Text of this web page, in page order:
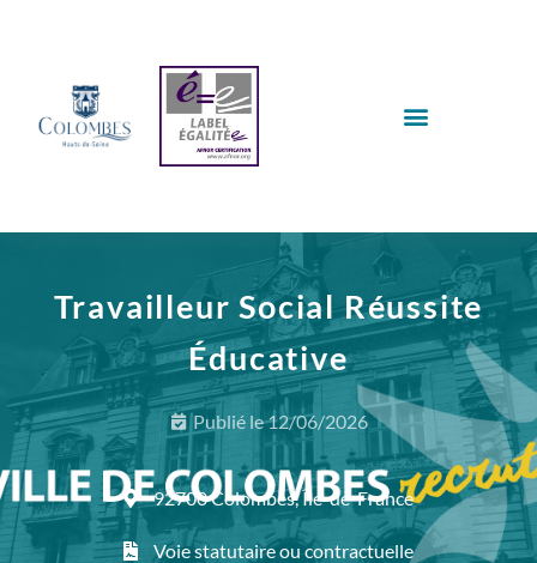
Travailleur Social Réussite
Éducative
Publié le12/06/2026
92700 Colombes, Île-de-France
Voie statutaire ou contractuelle